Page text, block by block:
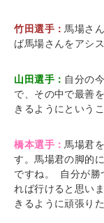
竹田選手： 馬場さ
ば馬場さんをアシ
山田選手： 自分の
で、その中で最善
きるようにという
橋本選手： 馬場君
す。馬場君の脚的
ですね。 自分が勝
れば行けると思い
きるように頑張り